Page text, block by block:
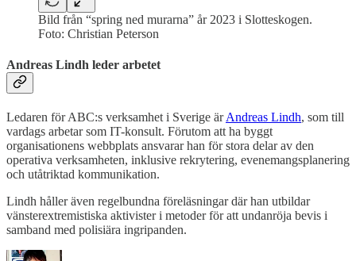
Bild från “spring ned murarna” år 2023 i Slotteskogen.
Foto: Christian Peterson
Andreas Lindh leder arbetet
Ledaren för ABC:s verksamhet i Sverige ärAndreas Lindh, som till
vardags arbetar som IT-konsult. Förutom att ha byggt
organisationens webbplats ansvarar han för stora delar av den
operativa verksamheten, inklusive rekrytering, evenemangsplanering
och utåtriktad kommunikation.
Lindh håller även regelbundna föreläsningar där han utbildar
vänsterextremistiska aktivister i metoder för att undanröja bevis i
samband med polisiära ingripanden.